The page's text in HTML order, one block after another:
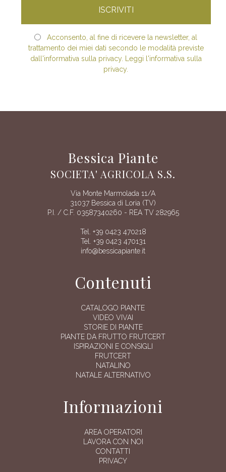
Acconsento, al fine di ricevere la newsletter, al
trattamento dei miei dati secondo le modalità previste
dall'informativa sulla privacy. Leggi l'informativa sulla
privacy.
Bessica Piante
SOCIETA' AGRICOLA S.S.
Via Monte Marmolada 11/A
31037 Bessica di Loria (TV)
P.I. / C.F. 03587340260 - REA TV 282965
Tel. +39 0423 470218
Tel. +39 0423 470131
info@bessicapiante.it
Contenuti
CATALOGO PIANTE
VIDEO VIVAI
STORIE DI PIANTE
PIANTE DA FRUTTO FRUTCERT
ISPIRAZIONI E CONSIGLI
FRUTCERT
NATALINO
NATALE ALTERNATIVO
Informazioni
AREA OPERATORI
LAVORA CON NOI
CONTATTI
PRIVACY